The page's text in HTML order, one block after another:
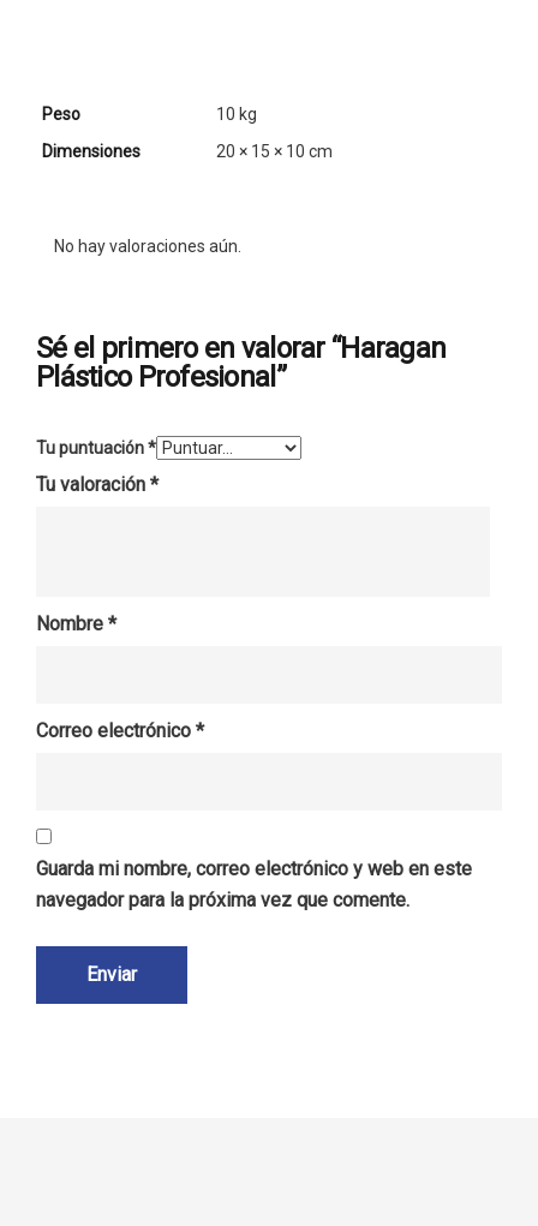
Peso
10 kg
Dimensiones
20 × 15 × 10 cm
No hay valoraciones aún.
Sé el primero en valorar “Haragan
Plástico Profesional”
Tu puntuación*
Tu valoración *
Nombre *
Correo electrónico *
Guarda mi nombre, correo electrónico y web en este
navegador para la próxima vez que comente.